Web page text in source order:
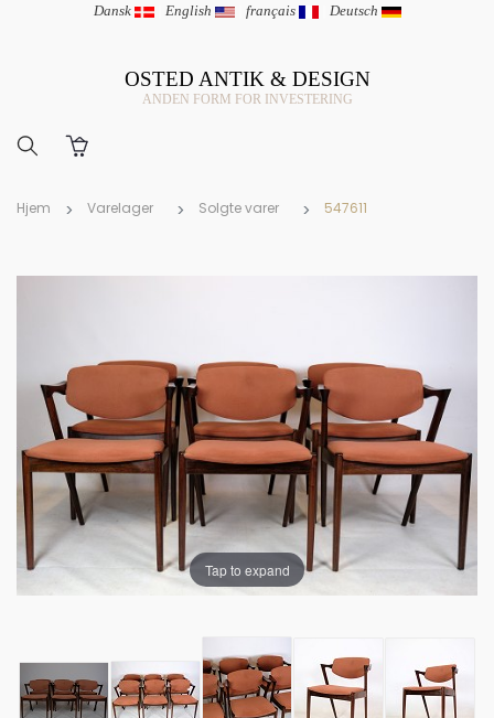
Dansk | English | français | Deutsch
OSTED ANTIK & DESIGN
ANDEN FORM FOR INVESTERING
Hjem Varelager Solgte varer 547611
Tap to expand